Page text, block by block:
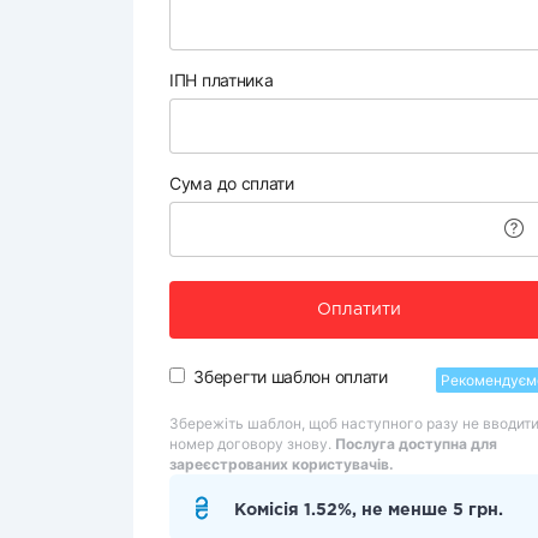
ІПН платника
Сума до сплати
Оплатити
Зберегти шаблон оплати
Збережіть шаблон, щоб наступного разу не вводити
номер договору знову. Послуга доступна для
зареєстрованих користувачів.
Комісія 1.52%, не менше 5 грн.